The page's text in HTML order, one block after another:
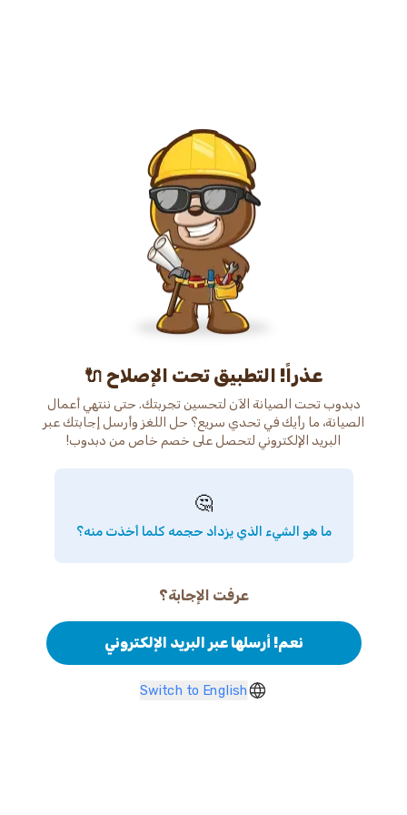
عذراً! التطبيق تحت الإصلاح 🔌
دبدوب تحت الصيانة الآن لتحسين تجربتك. حتى ننتهي أعمال
الصيانة، ما رأيك في تحدي سريع؟ حل اللغز وأرسل إجابتك عبر
البريد الإلكتروني لتحصل على خصم خاص من دبدوب!
🤔
ما هو الشيء الذي يزداد حجمه كلما أخذت منه؟
عرفت الإجابة؟
نعم! أرسلها عبر البريد الإلكتروني
Switch to English